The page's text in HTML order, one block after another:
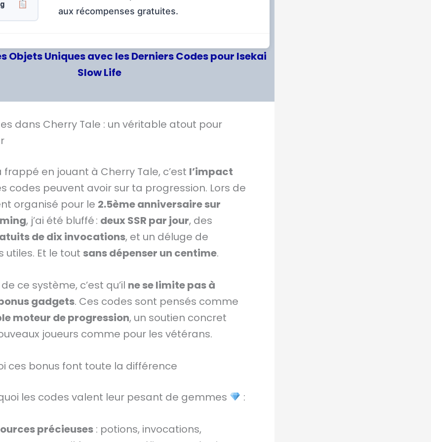
aux récompenses gratuites.
Objets Uniques avec les Derniers Codes pour Isekai
Slow Life
dans Cherry Tale : un véritable atout pour
frappé en jouant à Cherry Tale, c’est l’impact
codes peuvent avoir sur ta progression. Lors de
organisé pour le 2.5ème anniversaire sur
, j’ai été bluffé : deux SSR par jour, des
de dix invocations, et un déluge de
utiles. Et le tout sans dépenser un centime.
ce système, c’est qu’il ne se limite pas à
gadgets. Ces codes sont pensés comme
moteur de progression, un soutien concret
joueurs comme pour les vétérans.
ces bonus font toute la différence
les codes valent leur pesant de gemmes :
précieuses : potions, invocations,